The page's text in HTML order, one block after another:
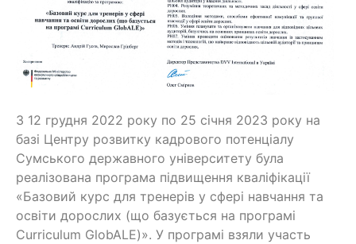
З 12 грудня 2022 року по 25 січня 2023 року на
базі Центру розвитку кадрового потенціалу
Сумського державного університету була
реалізована програма підвищення кваліфікації
«Базовий курс для тренерів у сфері навчання та
освіти дорослих (що базується на програмі
Curriculum GlobALE)». У програмі взяли участь